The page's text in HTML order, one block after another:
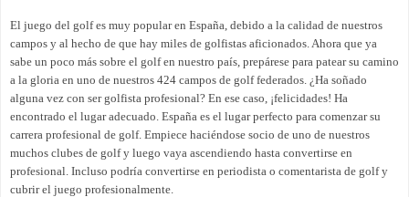
El juego del golf es muy popular en España, debido a la calidad de nuestros
campos y al hecho de que hay miles de golfistas aficionados. Ahora que ya
sabe un poco más sobre el golf en nuestro país, prepárese para patear su camino
a la gloria en uno de nuestros 424 campos de golf federados. ¿Ha soñado
alguna vez con ser golfista profesional? En ese caso, ¡felicidades! Ha
encontrado el lugar adecuado. España es el lugar perfecto para comenzar su
carrera profesional de golf. Empiece haciéndose socio de uno de nuestros
muchos clubes de golf y luego vaya ascendiendo hasta convertirse en
profesional. Incluso podría convertirse en periodista o comentarista de golf y
cubrir el juego profesionalmente.